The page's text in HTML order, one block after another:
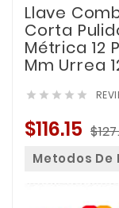
Llave
Corta
Métrica 12
Mm Urrea
    
$116.15
Metodos De